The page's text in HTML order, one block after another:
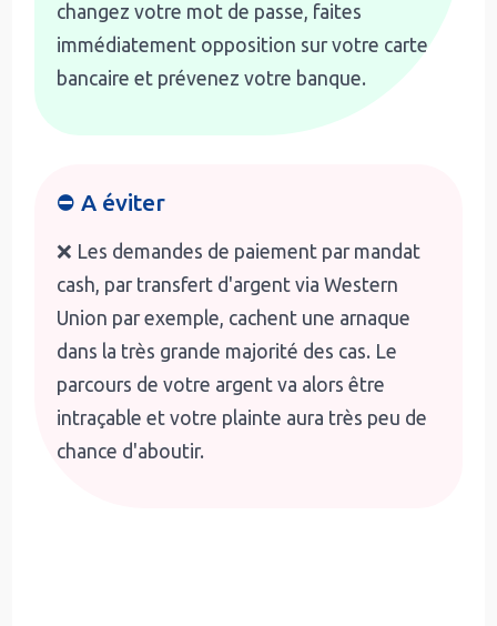
changez votre mot de passe, faites
immédiatement opposition sur votre carte
bancaire et prévenez votre banque.
⛔ A éviter
❌ Les demandes de paiement par mandat
cash, par transfert d'argent via Western
Union par exemple, cachent une arnaque
dans la très grande majorité des cas. Le
parcours de votre argent va alors être
intraçable et votre plainte aura très peu de
chance d'aboutir.